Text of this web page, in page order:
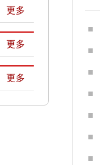
更多
更多
更多